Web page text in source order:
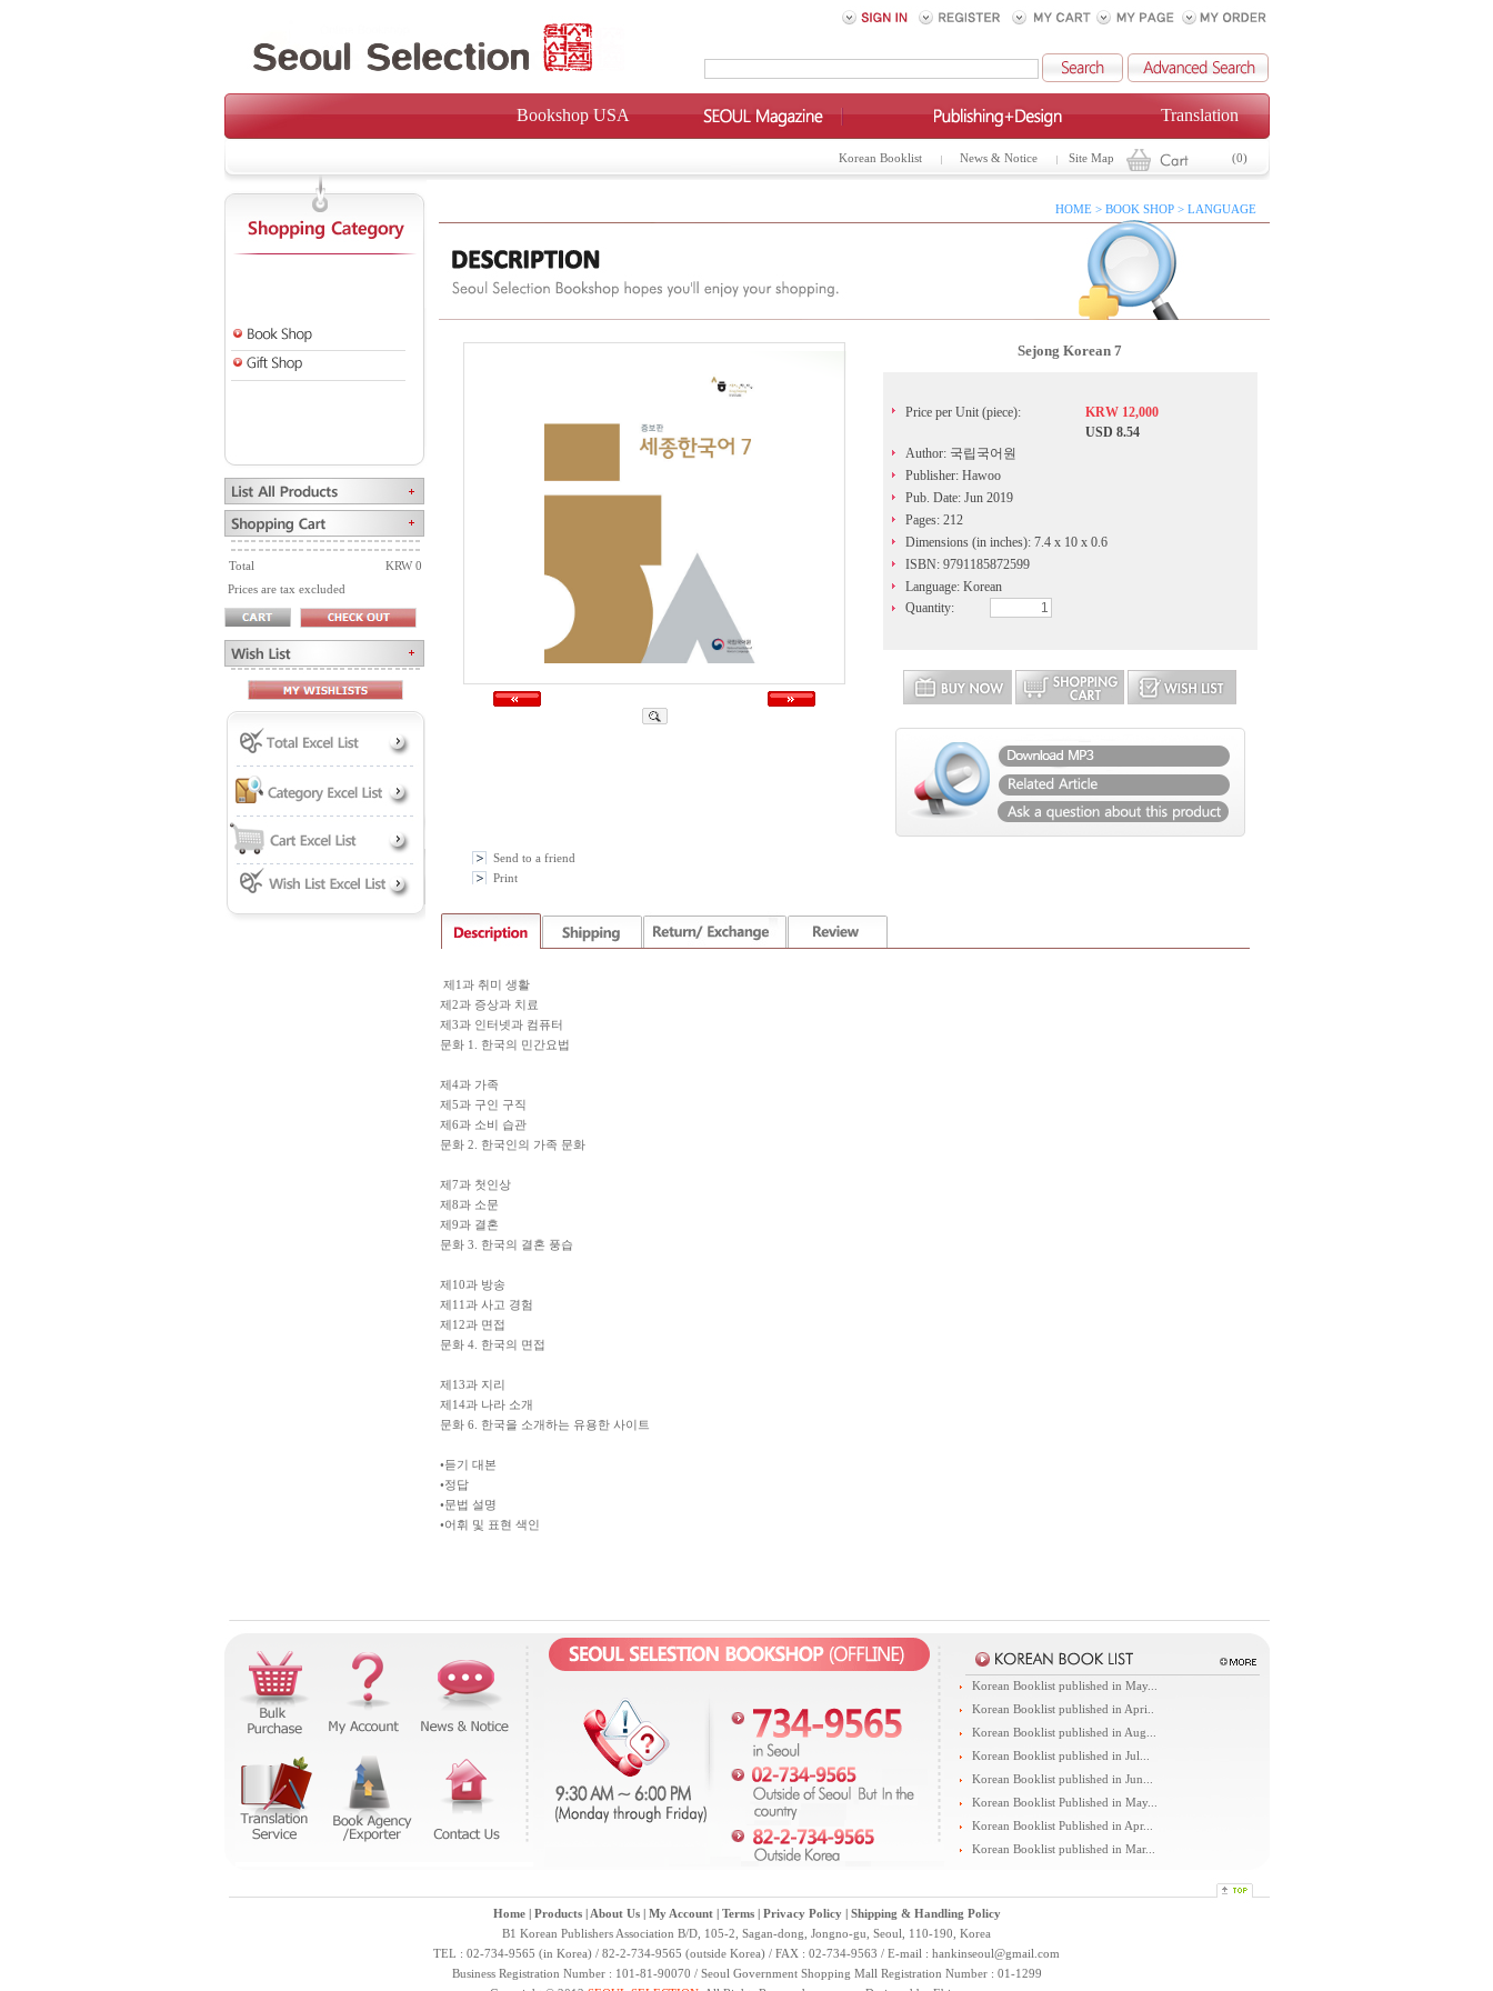
Bookshop USA Translation
Korean Booklist News & Notice Site Map (0)
Total
KRW 0
Prices are tax excluded
HOME > BOOK SHOP > LANGUAGE
Sejong Korean 7
Price per Unit (piece):
KRW 12,000
USD 8.54
Author: 국립국어원
Publisher: Hawoo
Pub. Date: Jun 2019
Pages: 212
Dimensions (in inches): 7.4 x 10 x 0.6
ISBN: 9791185872599
Language: Korean
Quantity:
Send to a friend
Print
제1과 취미 생활
제2과 증상과 치료
제3과 인터넷과 컴퓨터
문화 1. 한국의 민간요법
제4과 가족
제5과 구인 구직
제6과 소비 습관
문화 2. 한국인의 가족 문화
제7과 첫인상
제8과 소문
제9과 결혼
문화 3. 한국의 결혼 풍습
제10과 방송
제11과 사고 경험
제12과 면접
문화 4. 한국의 면접
제13과 지리
제14과 나라 소개
문화 6. 한국을 소개하는 유용한 사이트
•듣기 대본
•정답
•문법 설명
•어휘 및 표현 색인
Korean Booklist published in May...
Korean Booklist published in Apri..
Korean Booklist published in Aug...
Korean Booklist published in Jul...
Korean Booklist published in Jun...
Korean Booklist Published in May...
Korean Booklist Published in Apr...
Korean Booklist published in Mar...
Home| Products| About Us| My Account| Terms| Privacy Policy| Shipping & Handling Policy
B1 Korean Publishers Association B/D, 105-2, Sagan-dong, Jongno-gu, Seoul, 110-190, Korea
TEL : 02-734-9565 (in Korea) / 82-2-734-9565 (outside Korea) / FAX : 02-734-9563 / E-mail : hankinseoul@gmail.com
Business Registration Number : 101-81-90070 / Seoul Government Shopping Mall Registration Number : 01-1299